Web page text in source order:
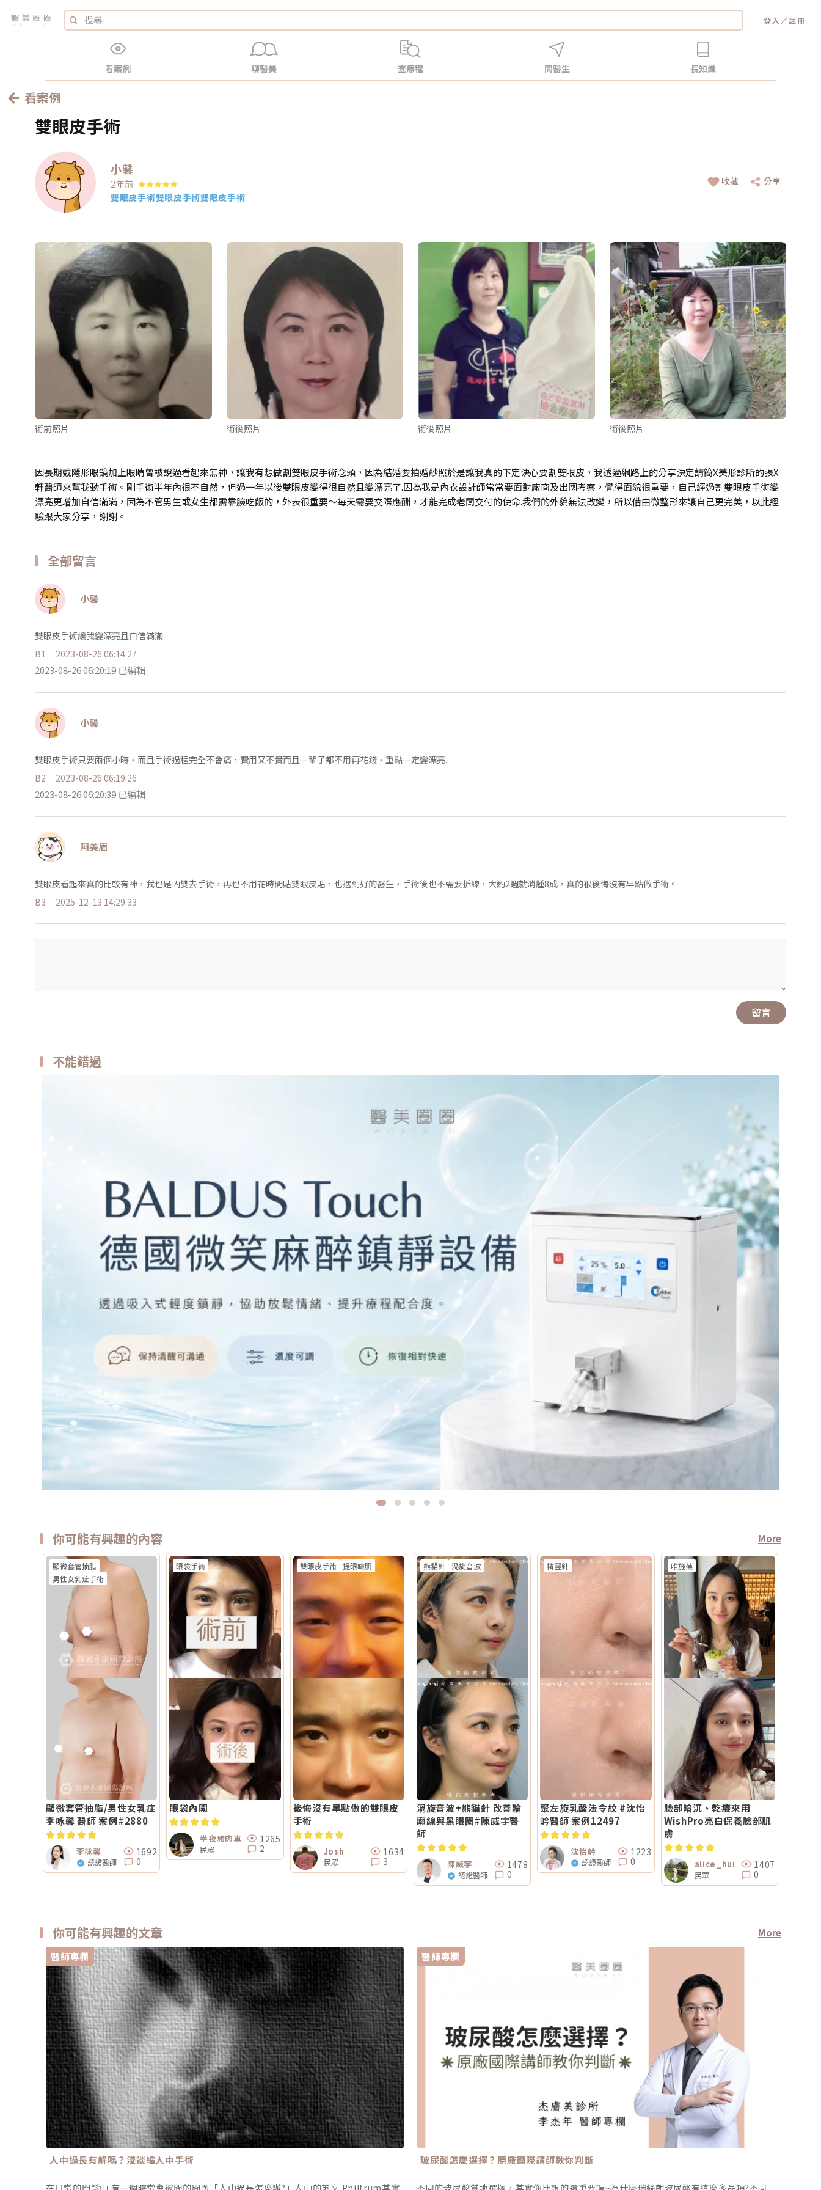
登入 ／註冊
看案例 聊醫美 查療程 問醫生 長知識
看案例
雙眼皮手術
小馨
2年前
雙眼皮手術雙眼皮手術雙眼皮手術
收藏 分享
術前照片 術後照片 術後照片 術後照片
因長期戴隱形眼鏡加上眼睛曾被說過看起來無神，讓我有想做割雙眼皮手術念頭，因為結婚要拍婚紗照於是讓我真的下定決心要割雙眼皮，我透過網路上的分享決定請簡X美形診所的張X
軒醫師來幫我動手術。剛手術半年內很不自然，但過一年以後雙眼皮變得很自然且變漂亮了.因為我是內衣設計師常常要面對廠商及出國考察，覺得面貌很重要，自己經過割雙眼皮手術變
漂亮更增加自信滿滿，因為不管男生或女生都需靠臉吃飯的，外表很重要～每天需要交際應酬，才能完成老闆交付的使命.我們的外貌無法改變，所以借由微整形來讓自己更完美，以此經
驗跟大家分享，謝謝。
全部留言
小馨
雙眼皮手術讓我變漂亮且自信滿滿
B1
2023-08-26 06:14:27
2023-08-26 06:20:19 已編輯
小馨
雙眼皮手術只要兩個小時，而且手術過程完全不會痛，費用又不貴而且ㄧ輩子都不用再花錢，重點ㄧ定變漂亮.
B2
2023-08-26 06:19:26
2023-08-26 06:20:39 已編輯
阿美眉
雙眼皮看起來真的比較有神，我也是內雙去手術，再也不用花時間貼雙眼皮貼，也遇到好的醫生，手術後也不需要拆線，大約2週就消腫8成，真的很後悔沒有早點做手術。
B3
2025-12-13 14:29:33
留言
不能錯過
你可能有興趣的內容 More
顯微套管抽脂
男性女乳症手術
顯微套管抽脂/男性女乳症
李咏馨 醫師 案例#2880
李咏馨
認證醫師
1692
0
眼袋手術
眼袋內開
半夜豬肉車
民眾
1265
2
雙眼皮手術 提眼瞼肌
後悔沒有早點做的雙眼皮
手術
Josh
民眾
1634
3
熊貓針 渦旋音波
渦旋音波+熊貓針 改善輪
廓線與黑眼圈#陳威宇醫
師
陳威宇
認證醫師
1478
0
精靈針
聚左旋乳酸法令紋 #沈怡
岒醫師 案例12497
沈怡岒
認證醫師
1223
0
唯施葆
臉部暗沉、乾癢來用
WishPro亮白保養臉部肌
膚
alice_hui
民眾
1407
0
你可能有興趣的文章
More
醫師專欄
人中過長有解嗎？淺談縮人中手術
醫師專欄
玻尿酸怎麼選擇？原廠國際講師教你判斷